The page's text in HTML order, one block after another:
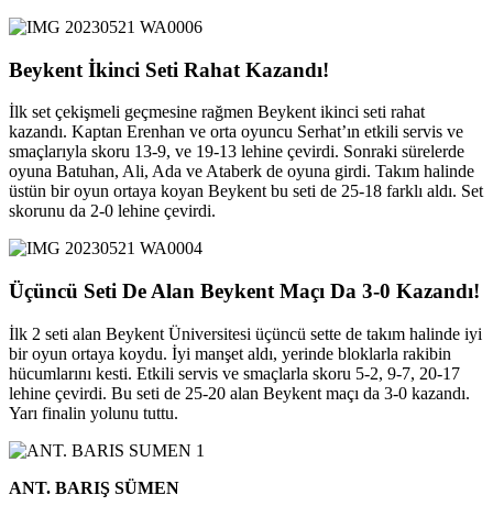
Beykent İkinci Seti Rahat Kazandı!
İlk set çekişmeli geçmesine rağmen Beykent ikinci seti rahat
kazandı. Kaptan Erenhan ve orta oyuncu Serhat’ın etkili servis ve
smaçlarıyla skoru 13-9, ve 19-13 lehine çevirdi. Sonraki sürelerde
oyuna Batuhan, Ali, Ada ve Ataberk de oyuna girdi. Takım halinde
üstün bir oyun ortaya koyan Beykent bu seti de 25-18 farklı aldı. Set
skorunu da 2-0 lehine çevirdi.
Üçüncü Seti De Alan Beykent Maçı Da 3-0 Kazandı!
İlk 2 seti alan Beykent Üniversitesi üçüncü sette de takım halinde iyi
bir oyun ortaya koydu. İyi manşet aldı, yerinde bloklarla rakibin
hücumlarını kesti. Etkili servis ve smaçlarla skoru 5-2, 9-7, 20-17
lehine çevirdi. Bu seti de 25-20 alan Beykent maçı da 3-0 kazandı.
Yarı finalin yolunu tuttu.
ANT. BARIŞ SÜMEN